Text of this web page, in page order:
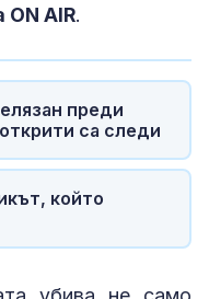
AIR.
преди
са следи
който